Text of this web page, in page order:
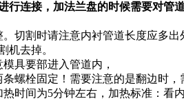
行连接，加法兰盘的时候需要对管
割时请注意内衬管道长度应多出
去掉。
具要部进入管道内，
栓固定！需要注意的是翻边时，
间为5分钟左右，加热标准：看内